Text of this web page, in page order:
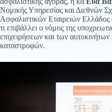
Νομικής Υπηρεσίας και Διεθνών
Ασφαλιστικών Εταιρειών
τι επιβάλλει ο νόμος της
επιχειρήσεων και των
καταστροφών.